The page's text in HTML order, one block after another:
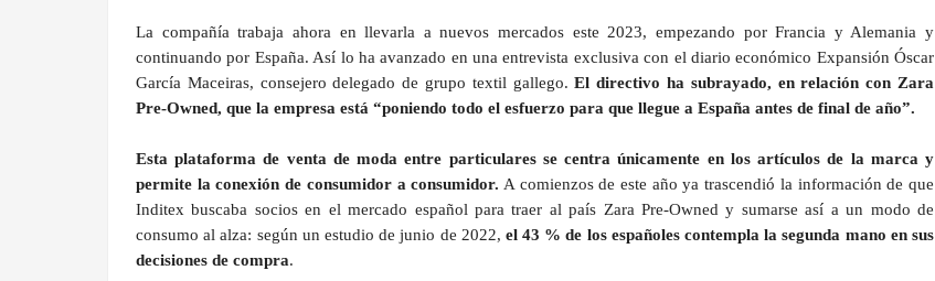
La compañía trabaja ahora en llevarla a nuevos mercados este 2023, empezando por Francia y Alemania y
continuando por España. Así lo ha avanzado en una entrevista exclusiva con el diario económico Expansión Óscar
García Maceiras, consejero delegado de grupo textil gallego.El directivo ha subrayado, en relación con Zara
Pre-Owned, que la empresa está “poniendo todo el esfuerzo para que llegue a España antes de final de año”.
Esta plataforma de venta de moda entre particulares se centra únicamente en los artículos de la marca y
permite la conexión de consumidor a consumidor. A comienzos de este año ya trascendió la información de que
Inditex buscaba socios en el mercado español para traer al país Zara Pre-Owned y sumarse así a un modo de
consumo al alza: según un estudio de junio de 2022, el 43 % de los españoles contempla la segunda mano en sus
decisiones de compra.